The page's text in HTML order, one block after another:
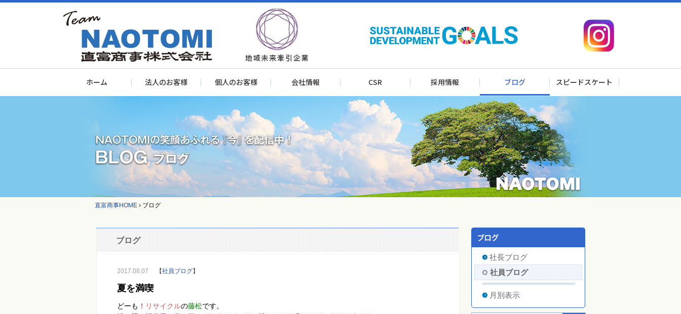
ホーム 法人のお客様 個人のお客様 会社情報 CSR 採用情報 ブログ スピードスケート
直富商事HOME › ブログ
ブログ
2017.08.07 【社員ブログ】
夏を満喫
どーも ！ リサイクルの藤松です。
社長ブログ
社員ブログ
月別表示